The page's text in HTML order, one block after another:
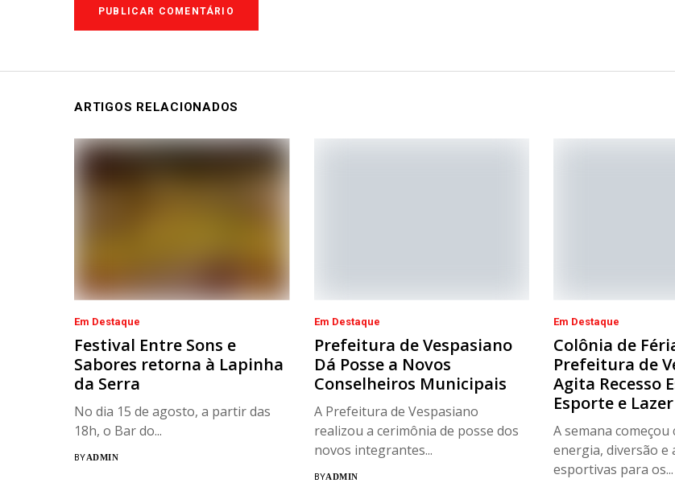
ARTIGOS RELACIONADOS
Em Destaque
Festival Entre Sons e
Sabores retorna à Lapinha
da Serra
No dia 15 de agosto, a partir das
18h, o Bar do...
BYADMIN
Em Destaque
Prefeitura de Vespasiano
Dá Posse a Novos
Conselheiros Municipais
A Prefeitura de Vespasiano
realizou a cerimônia de posse dos
novos integrantes...
BYADMIN
Em Destaque
Colônia de
Prefeitura de
Agita Recesso
Esporte e Lazer
A semana começou
energia, diversão e
esportivas para os...